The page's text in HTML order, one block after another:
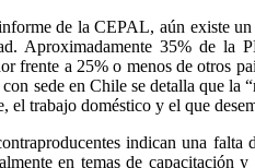
de la CEPAL, aún existe
Aproximadamente 35% de la
frente a 25% o menos de otros
sede en Chile se detalla que
el trabajo doméstico y el que
indican una
en temas de capacitación